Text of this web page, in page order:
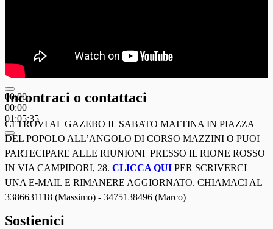
00:00
00:00
01:05:35
Incontraci o contattaci
CI TROVI AL GAZEBO IL SABATO MATTINA IN PIAZZA
DEL POPOLO ALL’ANGOLO DI CORSO MAZZINI O PUOI
PARTECIPARE ALLE RIUNIONI PRESSO IL RIONE ROSSO
IN VIA CAMPIDORI, 28. CLICCA QUI PER SCRIVERCI
UNA E-MAIL E RIMANERE AGGIORNATO. CHIAMACI AL
3386631118 (Massimo) - 3475138496 (Marco)
Sostienici